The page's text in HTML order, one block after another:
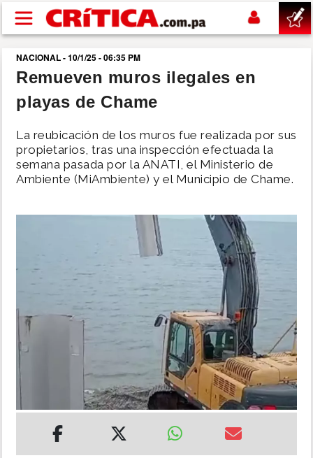
Pasar al contenido principal
buscar
SUCESOS
NACIONAL
POLÍTICA
INSÓLITAS
NACIONAL - 10/1/25 - 06:35 PM
Remueven muros ilegales en
playas de Chame
La reubicación de los muros fue realizada por sus
propietarios, tras una inspección efectuada la
semana pasada por la ANATI, el Ministerio de
Ambiente (MiAmbiente) y el Municipio de Chame.